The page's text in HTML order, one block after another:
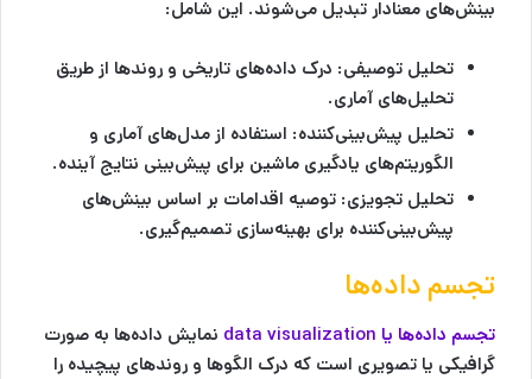
بینش‌های معنادار تبدیل می‌شوند. این شامل:
تحلیل توصیفی: درک داده‌های تاریخی و روندها از طریق
تحلیل‌های آماری.
تحلیل پیش‌بینی‌کننده: استفاده از مدل‌های آماری و
الگوریتم‌های یادگیری ماشین برای پیش‌بینی نتایج آینده.
تحلیل تجویزی: توصیه اقدامات بر اساس بینش‌های
پیش‌بینی‌کننده برای بهینه‌سازی تصمیم‌گیری.
تجسم داده‌ها
تجسم داده‌ها یا data visualization
نمایش داده‌ها به صورت
گرافیکی یا تصویری است که درک الگوها و روندهای پیچیده را